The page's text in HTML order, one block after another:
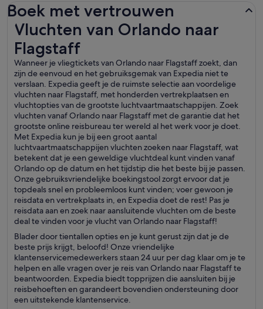
Boek met vertrouwen
Vluchten van Orlando naar
Flagstaff
Wanneer je vliegtickets van Orlando naar Flagstaff zoekt, dan
zijn de eenvoud en het gebruiksgemak van Expedia niet te
verslaan. Expedia geeft je de ruimste selectie aan voordelige
vluchten naar Flagstaff, met honderden vertrekplaatsen en
vluchtopties van de grootste luchtvaartmaatschappijen. Zoek
vluchten vanaf Orlando naar Flagstaff met de garantie dat het
grootste online reisbureau ter wereld al het werk voor je doet.
Met Expedia kun je bij een groot aantal
luchtvaartmaatschappijen vluchten zoeken naar Flagstaff, wat
betekent dat je een geweldige vluchtdeal kunt vinden vanaf
Orlando op de datum en het tijdstip die het beste bij je passen.
Onze gebruiksvriendelijke boekingstool zorgt ervoor dat je
topdeals snel en probleemloos kunt vinden; voer gewoon je
reisdata en vertrekplaats in, en Expedia doet de rest! Pas je
reisdata aan en zoek naar aansluitende vluchten om de beste
deal te vinden voor je vlucht van Orlando naar Flagstaff!
Blader door tientallen opties en je kunt gerust zijn dat je de
beste prijs krijgt, beloofd! Onze vriendelijke
klantenservicemedewerkers staan 24 uur per dag klaar om je te
helpen en alle vragen over je reis van Orlando naar Flagstaff te
beantwoorden. Expedia biedt topprijzen die aansluiten bij je
reisbehoeften en garandeert bovendien ondersteuning door
een uitstekende klantenservice.
Vluchten van Orlando naar Flagstaff